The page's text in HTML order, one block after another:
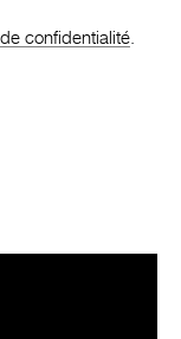
confidentialité